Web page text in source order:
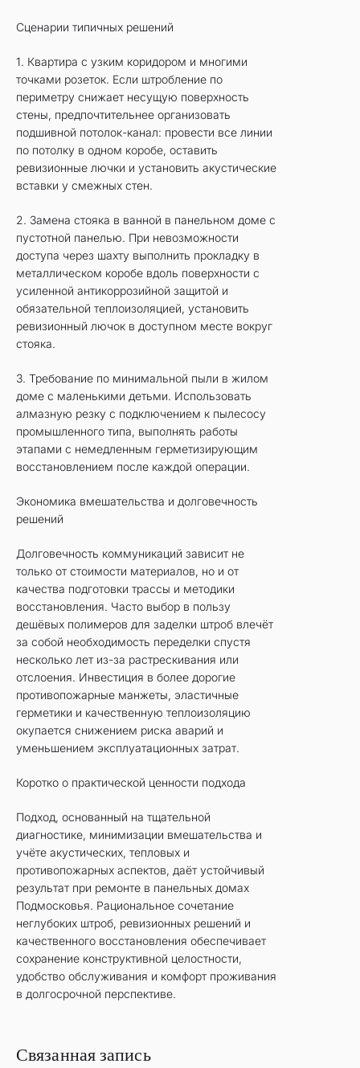
Сценарии типичных решений
1. Квартира с узким коридором и многими
точками розеток. Если штробление по
периметру снижает несущую поверхность
стены, предпочтительнее организовать
подшивной потолок-канал: провести все линии
по потолку в одном коробе, оставить
ревизионные лючки и установить акустические
вставки у смежных стен.
2. Замена стояка в ванной в панельном доме с
пустотной панелью. При невозможности
доступа через шахту выполнить прокладку в
металлическом коробе вдоль поверхности с
усиленной антикоррозийной защитой и
обязательной теплоизоляцией, установить
ревизионный лючок в доступном месте вокруг
стояка.
3. Требование по минимальной пыли в жилом
доме с маленькими детьми. Использовать
алмазную резку с подключением к пылесосу
промышленного типа, выполнять работы
этапами с немедленным герметизирующим
восстановлением после каждой операции.
Экономика вмешательства и долговечность
решений
Долговечность коммуникаций зависит не
только от стоимости материалов, но и от
качества подготовки трассы и методики
восстановления. Часто выбор в пользу
дешёвых полимеров для заделки штроб влечёт
за собой необходимость переделки спустя
несколько лет из-за растрескивания или
отслоения. Инвестиция в более дорогие
противопожарные манжеты, эластичные
герметики и качественную теплоизоляцию
окупается снижением риска аварий и
уменьшением эксплуатационных затрат.
Коротко о практической ценности подхода
Подход, основанный на тщательной
диагностике, минимизации вмешательства и
учёте акустических, тепловых и
противопожарных аспектов, даёт устойчивый
результат при ремонте в панельных домах
Подмосковья. Рациональное сочетание
неглубоких штроб, ревизионных решений и
качественного восстановления обеспечивает
сохранение конструктивной целостности,
удобство обслуживания и комфорт проживания
в долгосрочной перспективе.
Связанная запись